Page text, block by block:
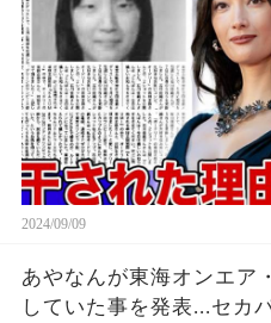
2024/09/09
あやなんが東海オンエア
していた事を発表...セカ